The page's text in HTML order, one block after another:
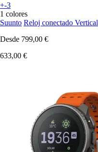
+-3
1 colores
Suunto Reloj conectado Vertical
Desde 799,00 €
633,00 €